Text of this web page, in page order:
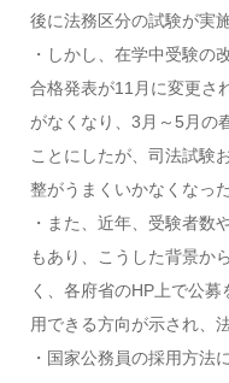
後に法務区分の試験が実
・しかし、在学中受験の
合格発表が11月に変更さ
がなくなり、3月～5月の
ことにしたが、司法試験
整がうまくいかなくなった
・また、近年、受験者数
もあり、こうした背景か
く、各府省のHP上で公
用できる方向が示され、
・国家公務員の採用方法